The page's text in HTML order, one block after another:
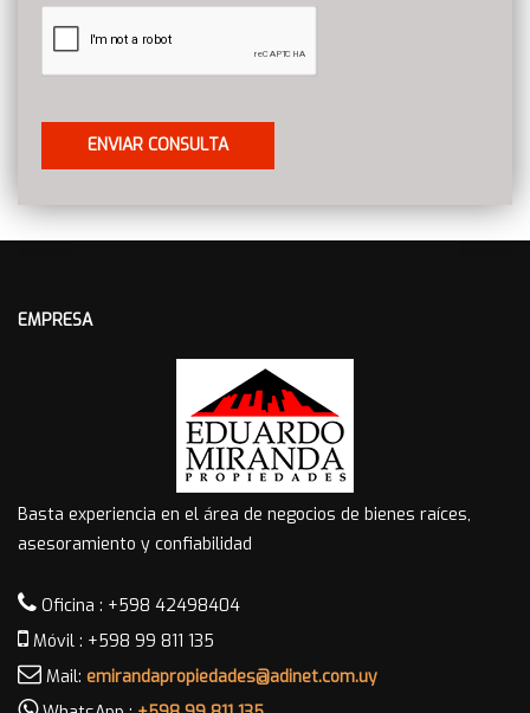
EMPRESA
Basta experiencia en el área de negocios de bienes raíces,
asesoramiento y confiabilidad
Oficina : +598 42498404
Móvil : +598 99 811 135
Mail: emirandapropiedades@adinet.com.uy